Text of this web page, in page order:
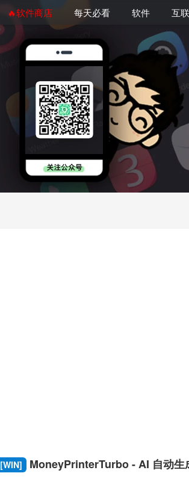
🔥软件商店 每天必看 软件 互
[WIN] MoneyPrinterTurbo - AI 自动生